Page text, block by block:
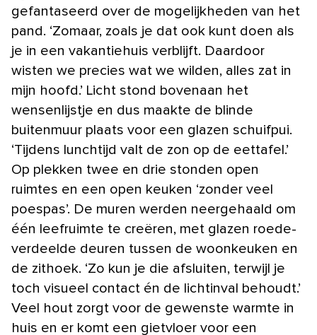
gefantaseerd over de mogelijkheden van het
pand. ‘Zomaar, zoals je dat ook kunt doen als
je in een vakantiehuis verblijft. Daardoor
wisten we precies wat we wilden, alles zat in
mijn hoofd.’ Licht stond bovenaan het
wensenlijstje en dus maakte de blinde
buitenmuur plaats voor een glazen schuifpui.
‘Tijdens lunchtijd valt de zon op de eettafel.’
Op plekken twee en drie stonden open
ruimtes en een open keuken ‘zonder veel
poespas’. De muren werden neergehaald om
één leefruimte te creëren, met glazen roede-
verdeelde deuren tussen de woonkeuken en
de zithoek. ‘Zo kun je die afsluiten, terwijl je
toch visueel contact én de lichtinval behoudt.’
Veel hout zorgt voor de gewenste warmte in
huis en er komt een gietvloer voor een